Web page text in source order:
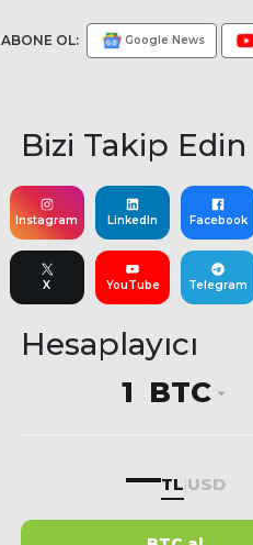
ABONE OL: Google News
Bizi Takip Edin
Instagram LinkedIn Facebook
X YouTube Telegram
Hesaplayıcı
BTC
—TL USD